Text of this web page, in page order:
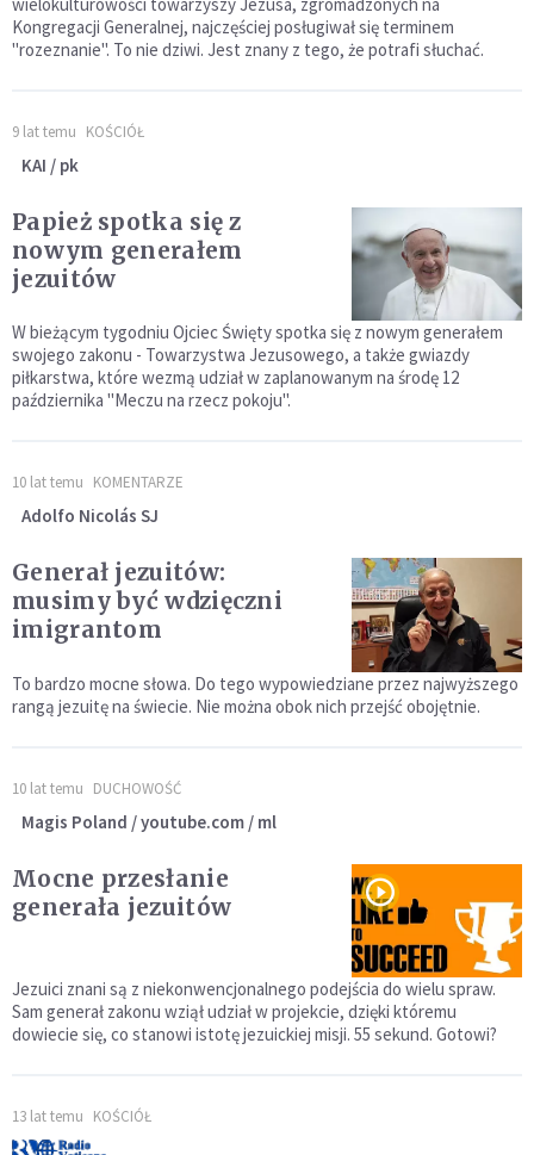
wielokulturowości towarzyszy Jezusa, zgromadzonych na
Kongregacji Generalnej, najczęściej posługiwał się terminem
"rozeznanie". To nie dziwi. Jest znany z tego, że potrafi słuchać.
9 lat temu KOŚCIÓŁ
KAI / pk
Papież spotka się z
nowym generałem
jezuitów
W bieżącym tygodniu Ojciec Święty spotka się z nowym generałem
swojego zakonu - Towarzystwa Jezusowego, a także gwiazdy
piłkarstwa, które wezmą udział w zaplanowanym na środę 12
października "Meczu na rzecz pokoju".
10 lat temu KOMENTARZE
Adolfo Nicolás SJ
Generał jezuitów:
musimy być wdzięczni
imigrantom
To bardzo mocne słowa. Do tego wypowiedziane przez najwyższego
rangą jezuitę na świecie. Nie można obok nich przejść obojętnie.
10 lat temu DUCHOWOŚĆ
Magis Poland / youtube.com / ml
Mocne przesłanie
generała jezuitów
Jezuici znani są z niekonwencjonalnego podejścia do wielu spraw.
Sam generał zakonu wziął udział w projekcie, dzięki któremu
dowiecie się, co stanowi istotę jezuickiej misji. 55 sekund. Gotowi?
13 lat temu KOŚCIÓŁ